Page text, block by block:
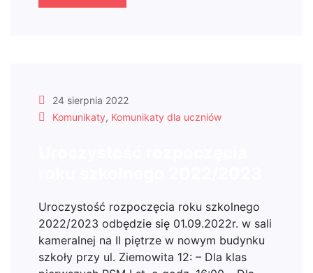
24 sierpnia 2022
Komunikaty, Komunikaty dla uczniów
Uroczystość rozpoczęcia roku szkolnego
2022/2023 odbędzie się 01.09.2022r. w sali
kameralnej na II piętrze w nowym budynku
szkoły przy ul. Ziemowita 12: – Dla klas